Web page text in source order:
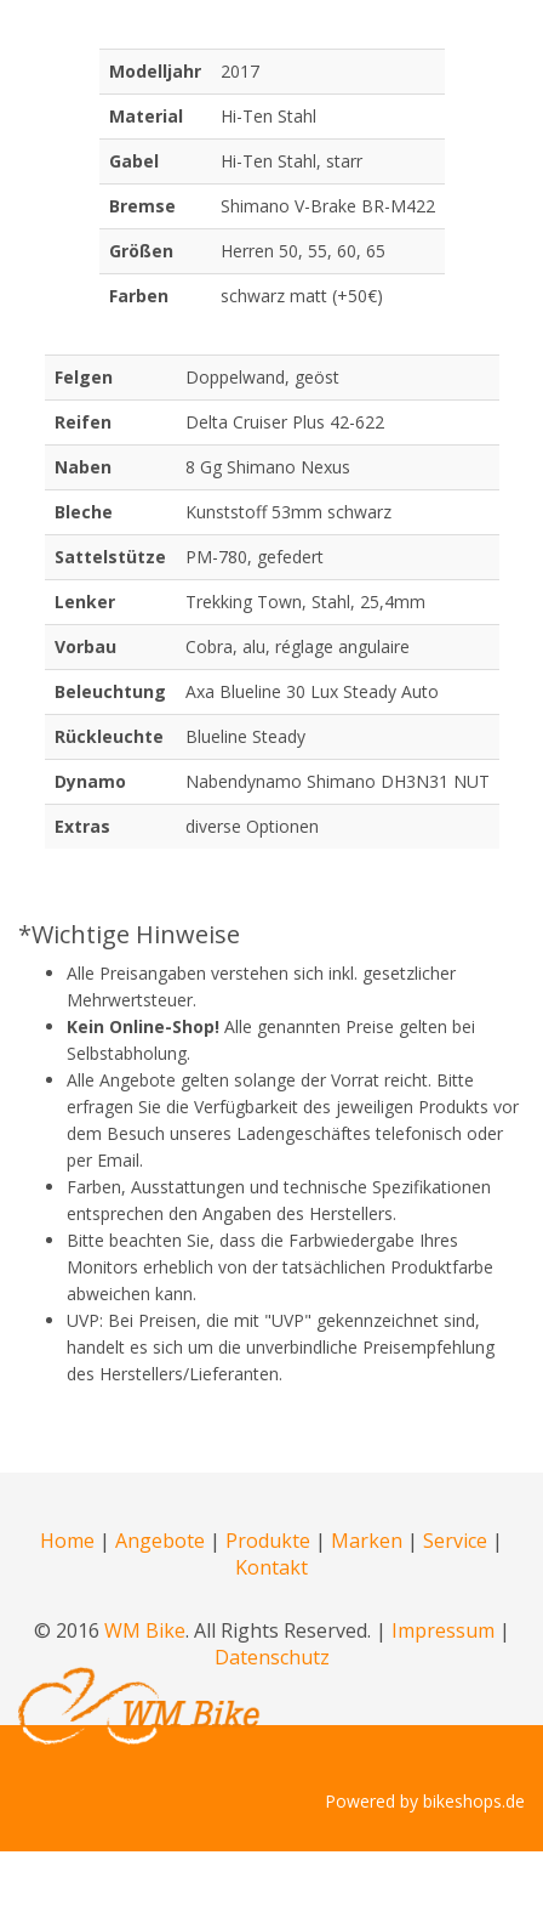
Modelljahr
2017
Material
Hi-Ten Stahl
Gabel
Hi-Ten Stahl, starr
Bremse
Shimano V-Brake BR-M422
Größen
Herren 50, 55, 60, 65
Farben
schwarz matt (+50€)
Felgen
Doppelwand, geöst
Reifen
Delta Cruiser Plus 42-622
Naben
8 Gg Shimano Nexus
Bleche
Kunststoff 53mm schwarz
Sattelstütze
PM-780, gefedert
Lenker
Trekking Town, Stahl, 25,4mm
Vorbau
Cobra, alu, réglage angulaire
Beleuchtung
Axa Blueline 30 Lux Steady Auto
Rückleuchte
Blueline Steady
Dynamo
Nabendynamo Shimano DH3N31 NUT
Extras
diverse Optionen
*Wichtige Hinweise
Alle Preisangaben verstehen sich inkl. gesetzlicher
Mehrwertsteuer.
Kein Online-Shop! Alle genannten Preise gelten bei
Selbstabholung.
Alle Angebote gelten solange der Vorrat reicht. Bitte
erfragen Sie die Verfügbarkeit des jeweiligen Produkts vor
dem Besuch unseres Ladengeschäftes telefonisch oder
per Email.
Farben, Ausstattungen und technische Spezifikationen
entsprechen den Angaben des Herstellers.
Bitte beachten Sie, dass die Farbwiedergabe Ihres
Monitors erheblich von der tatsächlichen Produktfarbe
abweichen kann.
UVP: Bei Preisen, die mit "UVP" gekennzeichnet sind,
handelt es sich um die unverbindliche Preisempfehlung
des Herstellers/Lieferanten.
Home | Angebote | Produkte | Marken | Service |
Kontakt
© 2016 WM Bike. All Rights Reserved. | Impressum |
Datenschutz
Powered by bikeshops.de